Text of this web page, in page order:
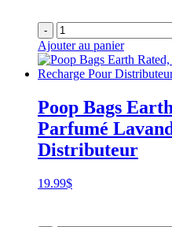
-
Ajouter au panier
Poop Bags
Parfumé
Distributeur
19.99$